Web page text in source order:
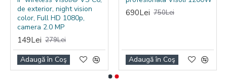
Sunt incluse 4 adaptooare si un burghiu.
de exterior, night vision
color, Full HD 1080p,
camera 2.0 MP
149Lei 279Lei
Adaugă în Coş
690Lei 750Lei
Adaugă în Coş